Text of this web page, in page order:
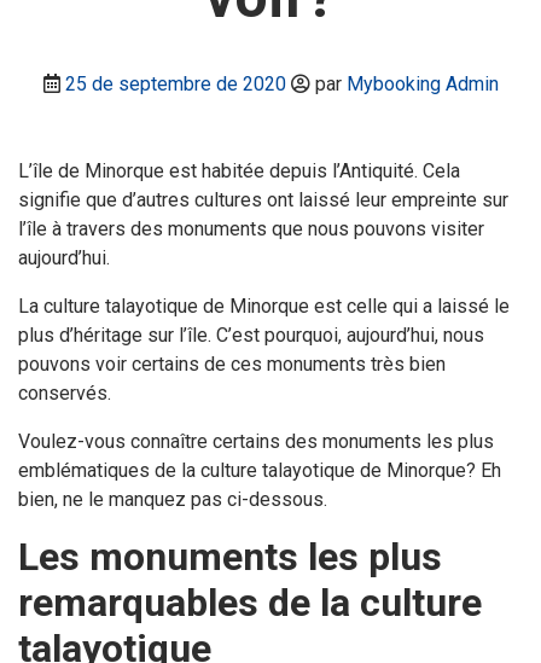
25 de septembre de 2020 par Mybooking Admin
L’île de Minorque est habitée depuis l’Antiquité. Cela
signifie que d’autres cultures ont laissé leur empreinte sur
l’île à travers des monuments que nous pouvons visiter
aujourd’hui.
La culture talayotique de Minorque est celle qui a laissé le
plus d’héritage sur l’île. C’est pourquoi, aujourd’hui, nous
pouvons voir certains de ces monuments très bien
conservés.
Voulez-vous connaître certains des monuments les plus
emblématiques de la culture talayotique de Minorque? Eh
bien, ne le manquez pas ci-dessous.
Les monuments les plus
remarquables de la culture
talayotique